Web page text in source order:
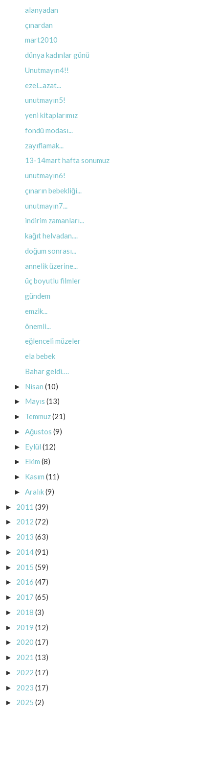
alanyadan
çınardan
mart2010
dünya kadınlar günü
Unutmayın4!!
ezel...azat...
unutmayın5!
yeni kitaplarımız
fondü modası...
zayıflamak...
13-14mart hafta sonumuz
unutmayın6!
çınarın bebekliği...
unutmayın7...
indirim zamanları...
kağıt helvadan....
doğum sonrası...
annelik üzerine...
üç boyutlu filmler
gündem
emzik...
önemli...
eğlenceli müzeler
ela bebek
Bahar geldi….
► Nisan (10)
► Mayıs (13)
► Temmuz(21)
► Ağustos (9)
► Eylül (12)
► Ekim (8)
► Kasım (11)
► Aralık(9)
► 2011 (39)
► 2012 (72)
► 2013 (63)
► 2014(91)
► 2015 (59)
► 2016 (47)
► 2017 (65)
► 2018 (3)
► 2019 (12)
► 2020 (17)
► 2021 (13)
► 2022 (17)
► 2023 (17)
► 2025 (2)